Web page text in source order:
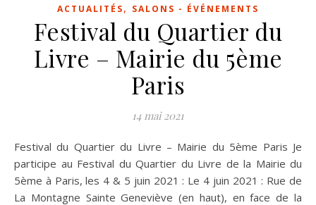
ACTUALITÉS, SALONS - ÉVÉNEMENTS
Festival du Quartier du
Livre – Mairie du 5ème
Paris
14 mai 2021
Festival du Quartier du Livre – Mairie du 5ème Paris Je
participe au Festival du Quartier du Livre de la Mairie du
5ème à Paris, les 4 & 5 juin 2021 : Le 4 juin 2021 : Rue de
La Montagne Sainte Geneviève (en haut), en face de la